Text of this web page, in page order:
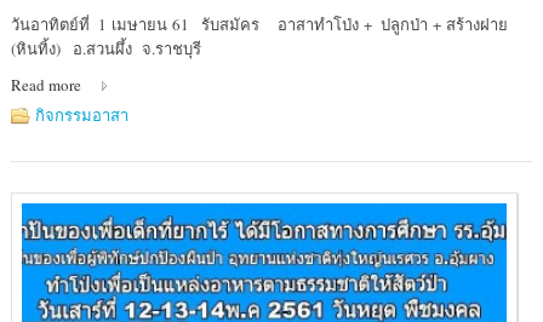
Location
:
รักษา
พันธ์
ป่า
แม่น้ำ
ภาชี
วันอาทิตย์ที่ 1 เมษายน 61 รับสมัคร อาสาทำโป่ง + ปลูกป่า + สร้างฝาย
(หินทิ้ง) อ.สวนผึ้ง จ.ราชบุรี
Read more
กิจกรรมอาสา